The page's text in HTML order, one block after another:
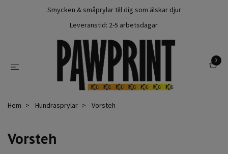
Smycken & småprylar till dig som älskar djur
Leveranstid: 2-5 arbetsdagar.
0
Hem Hundrasprylar Vorsteh
Vorsteh